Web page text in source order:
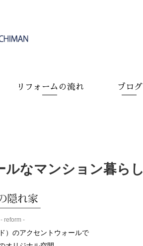
リフォームの流れ ブログ
なマンション暮らし
- reform -
）のアクセントウォールで